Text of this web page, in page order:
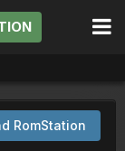
RomStation